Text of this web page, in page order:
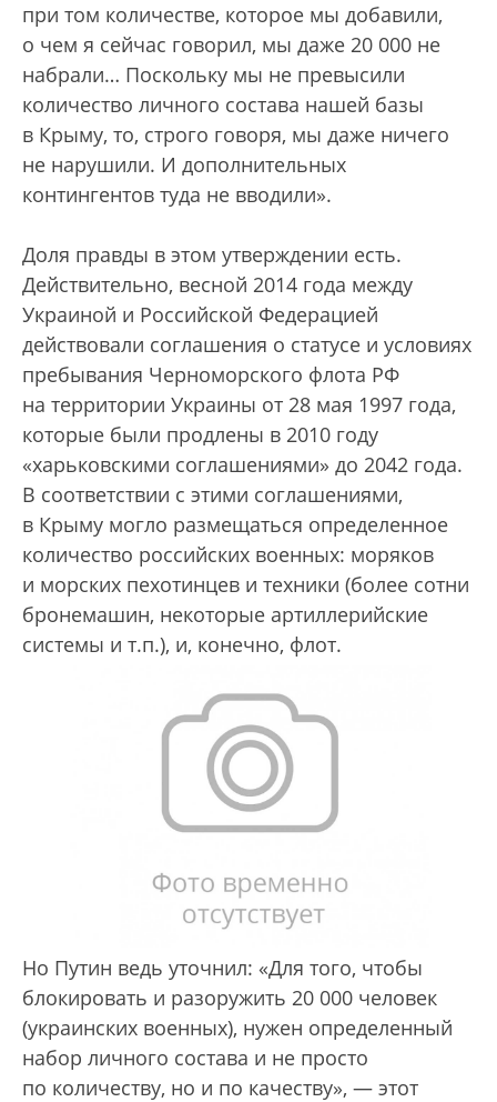
при том количестве, которое мы добавили,
о чем я сейчас говорил, мы даже 20 000 не
набрали… Поскольку мы не превысили
количество личного состава нашей базы
в Крыму, то, строго говоря, мы даже ничего
не нарушили. И дополнительных
контингентов туда не вводили».
Доля правды в этом утверждении есть.
Действительно, весной 2014 года между
Украиной и Российской Федерацией
действовали соглашения о статусе и условиях
пребывания Черноморского флота РФ
на территории Украины от 28 мая 1997 года,
которые были продлены в 2010 году
«харьковскими соглашениями» до 2042 года.
В соответствии с этими соглашениями,
в Крыму могло размещаться определенное
количество российских военных: моряков
и морских пехотинцев и техники (более сотни
бронемашин, некоторые артиллерийские
системы и т.п.), и, конечно, флот.
Но Путин ведь уточнил: «Для того, чтобы
блокировать и разоружить 20 000 человек
(украинских военных), нужен определенный
набор личного состава и не просто
по количеству, но и по качеству», — этот